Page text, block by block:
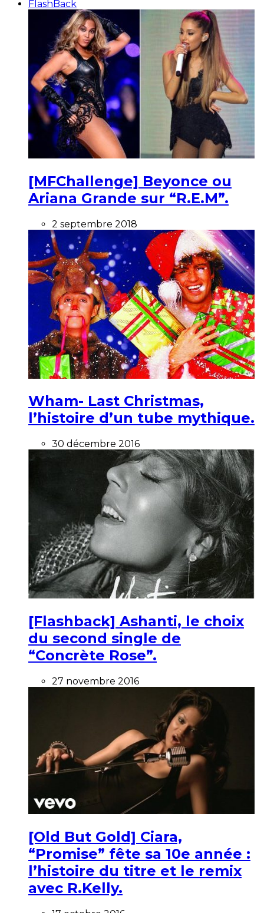
FlashBack
[MFChallenge] Beyonce ou
Ariana Grande sur “R.E.M”.
2 septembre 2018
Wham- Last Christmas,
l’histoire d’un tube mythique.
30 décembre 2016
[Flashback] Ashanti, le choix
du second single de
“Concrète Rose”.
27 novembre 2016
[Old But Gold] Ciara,
“Promise” fête sa 10e année :
l’histoire du titre et le remix
avec R.Kelly.